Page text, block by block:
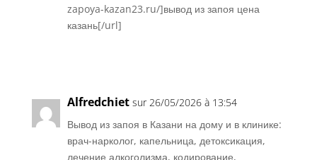
zapoya-kazan23.ru/]вывод из запоя цена
казань[/url]
Alfredchiet sur 26/05/2026 à 13:54
Вывод из запоя в Казани на дому и в клинике:
врач-нарколог, капельница, детоксикация,
лечение алкоголизма, кодирование,